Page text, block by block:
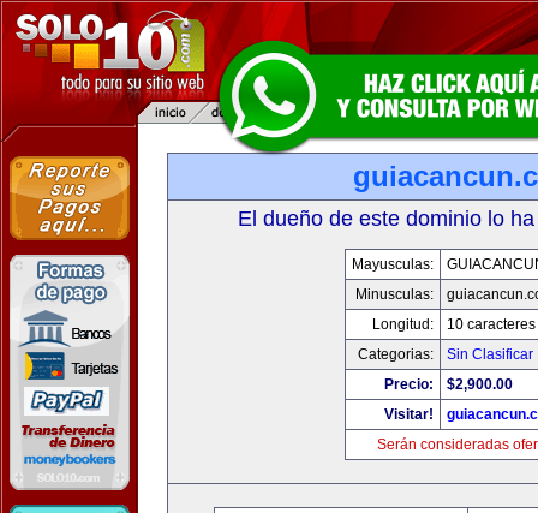
El dueño de este dominio lo
Mayusculas:
Minusculas:
Longitud:
10 caracteres
Categorias:
Sin Clasificar
Precio:
$2,900.00
Visitar!
Serán consideradas